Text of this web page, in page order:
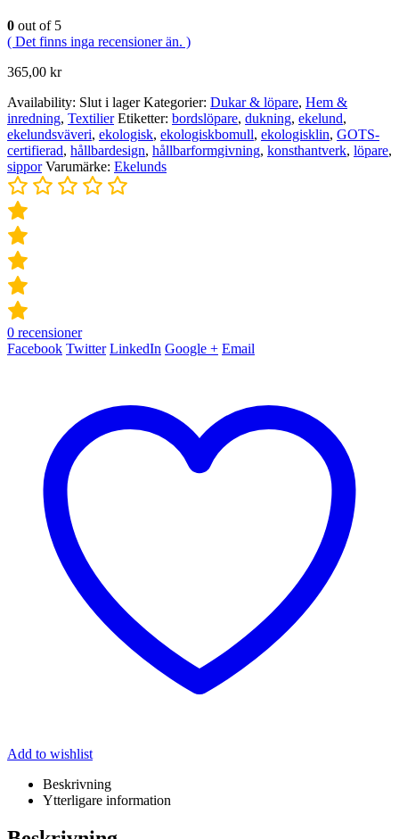
0 out of 5
( Det finns inga recensioner än. )
365,00 kr
Availability: Slut i lager Kategorier: Dukar & löpare, Hem &
inredning, Textilier Etiketter: bordslöpare, dukning, ekelund,
ekelundsväveri, ekologisk, ekologiskbomull, ekologisklin, GOTS-
certifierad, hållbardesign, hållbarformgivning, konsthantverk, löpare,
sippor Varumärke: Ekelunds
0 recensioner
Facebook Twitter LinkedIn Google + Email
Add to wishlist
Beskrivning
Ytterligare information